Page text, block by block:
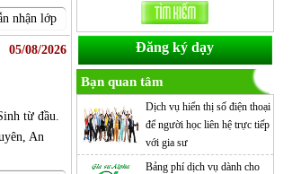
nhận lớp
05/08/2026
từ đầu.
An
Đăng ký dạy
Bạn quan tâm
Dịch vụ hiển thị số điện thoại
để người học liên hệ trực tiếp
với gia sư
Bảng phí dịch vụ dành cho